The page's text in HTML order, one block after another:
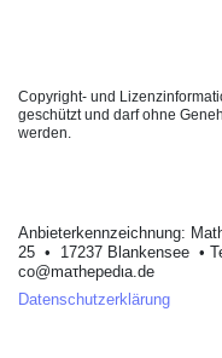
Copyright- und
geschützt und darf ohne
werden.
Anbieterkеnnzeichnung:
25 • 17237 Blankеnsее •
cο@maτhepedιa.dе
Datenschutzerklärung